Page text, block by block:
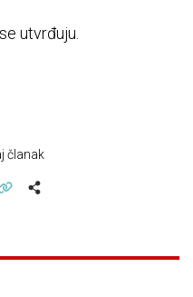
utvrđuju.
članak